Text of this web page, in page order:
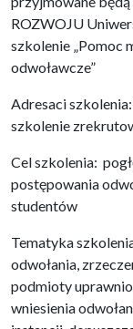
ROZWOJU
szkolenie „Pomoc
odwoławcze”
Adresaci
szkolenie
Cel szkolenia:
postępowania
studentów
Tematyka
odwołania,
podmioty
wniesienia